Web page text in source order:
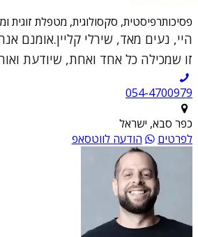
פסיכותרפיסטית, סקסולוגית, מטפלת זוגית
היי, נעים מאד, שירלי קליין.אומנם
זו שמכילה כל אחד ואחת, שיודעת
054-4700979
כפר סבא, ישראל
לפרטים
הודעה לווטסאפ